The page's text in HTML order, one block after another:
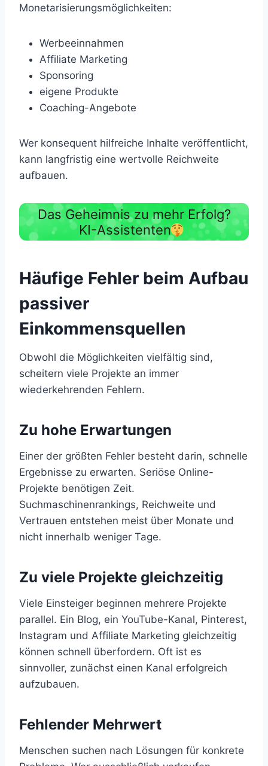
Monetarisierungsmöglichkeiten:
Werbeeinnahmen
Affiliate Marketing
Sponsoring
eigene Produkte
Coaching-Angebote
Wer konsequent hilfreiche Inhalte veröffentlicht,
kann langfristig eine wertvolle Reichweite
aufbauen.
Das Geheimnis zu mehr Erfolg?
KI-Assistenten
Häufige Fehler beim Aufbau
passiver
Einkommensquellen
Obwohl die Möglichkeiten vielfältig sind,
scheitern viele Projekte an immer
wiederkehrenden Fehlern.
Zu hohe Erwartungen
Einer der größten Fehler besteht darin, schnelle
Ergebnisse zu erwarten. Seriöse Online-
Projekte benötigen Zeit.
Suchmaschinenrankings, Reichweite und
Vertrauen entstehen meist über Monate und
nicht innerhalb weniger Tage.
Zu viele Projekte gleichzeitig
Viele Einsteiger beginnen mehrere Projekte
parallel. Ein Blog, ein YouTube-Kanal, Pinterest,
Instagram und Affiliate Marketing gleichzeitig
können schnell überfordern. Oft ist es
sinnvoller, zunächst einen Kanal erfolgreich
aufzubauen.
Fehlender Mehrwert
Menschen suchen nach Lösungen für konkrete